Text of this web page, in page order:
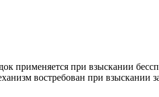
применяется при взыскании
востребован при взыскании